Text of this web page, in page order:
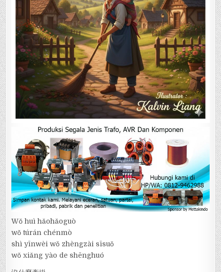
Wǒ huì hǎohǎoguò
wǒ túrán chénmò
shì yīnwèi wǒ zhèngzài sīsuǒ
wǒ xiǎng yào de shēnghuó